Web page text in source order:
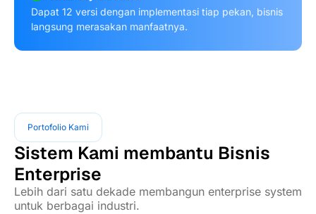
Dapat 12 versi dengan implementasi tiap pekan, bisnis
langsung merasakan manfaatnya.
Portofolio Kami
Sistem Kami membantu Bisnis
Enterprise
Lebih dari satu dekade membangun enterprise system
untuk berbagai industri.